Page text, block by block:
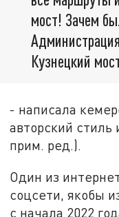
мост! Зачем
Кузнецкий
- написала
авторский стиль
прим. ред.).
Один из
соцсети, якобы
с начала 2022